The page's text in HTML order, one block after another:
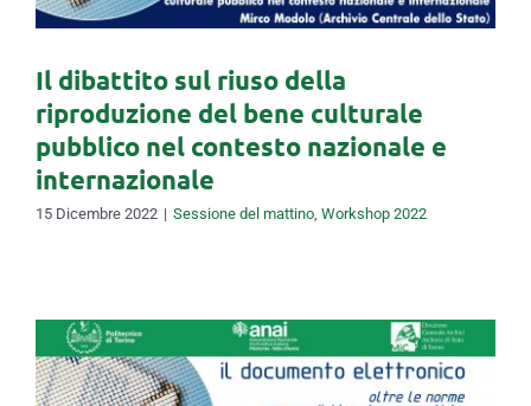
Il dibattito sul riuso della
riproduzione del bene culturale
pubblico nel contesto nazionale e
internazionale
15 Dicembre 2022 | Sessione del mattino, Workshop 2022